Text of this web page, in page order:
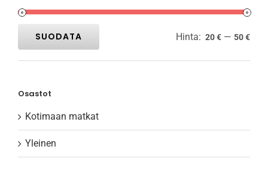
Minimihinta
Maksimihinta
SUODATA Hinta: 20 € — 50 €
Osastot
Kotimaan matkat
Yleinen